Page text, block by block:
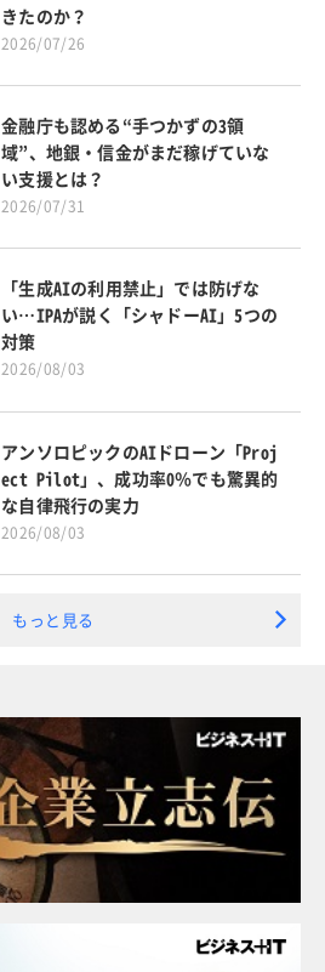
きたのか？
2026/07/26
金融庁も認める“手つかずの3領
域”、地銀・信金がまだ稼げていな
い支援とは？
2026/07/31
「生成AIの利用禁止」では防げな
い…IPAが説く「シャドーAI」5つの
対策
2026/08/03
アンソロピックのAIドローン「Proj
ect Pilot」、成功率0％でも驚異的
な自律飛行の実力
2026/08/03
もっと見る